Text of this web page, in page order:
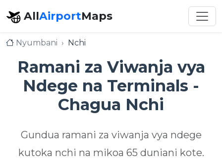
AllAirportMaps
Nyumbani Nchi
Ramani za Viwanja vya
Ndege na Terminals -
Chagua Nchi
Gundua ramani za viwanja vya ndege
kutoka nchi na mikoa 65 duniani kote.